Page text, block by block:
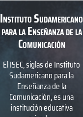
Instituto Sudamericano
para la Enseñanza de la
Comunicación
El ISEC, siglas de Instituto
Sudamericano para la
Enseñanza de la
Comunicación, es una
institución educativa